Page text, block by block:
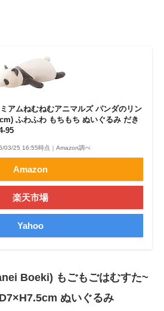
アムねむねむアニマルズ パンダのリン
ふわふわ もちもち ぬいぐるみ だき
95
03/25 16:55時点｜Amazon調べ
Amazon
楽天市場
Yahoo
Boeki) もごもごはむすた~
ぬいぐるみ